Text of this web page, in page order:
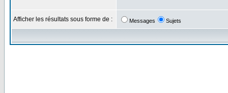
Afficher les résultats sous forme de : Messages Sujets